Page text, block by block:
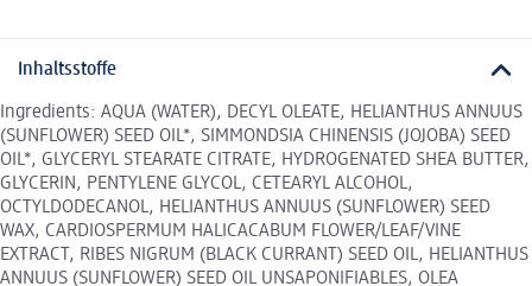
Inhaltsstoffe
Ingredients: AQUA (WATER), DECYL OLEATE, HELIANTHUS ANNUUS
(SUNFLOWER) SEED OIL*, SIMMONDSIA CHINENSIS (JOJOBA) SEED
OIL*, GLYCERYL STEARATE CITRATE, HYDROGENATED SHEA BUTTER,
GLYCERIN, PENTYLENE GLYCOL, CETEARYL ALCOHOL,
OCTYLDODECANOL, HELIANTHUS ANNUUS (SUNFLOWER) SEED
WAX, CARDIOSPERMUM HALICACABUM FLOWER/LEAF/VINE
EXTRACT, RIBES NIGRUM (BLACK CURRANT) SEED OIL, HELIANTHUS
ANNUUS (SUNFLOWER) SEED OIL UNSAPONIFIABLES, OLEA